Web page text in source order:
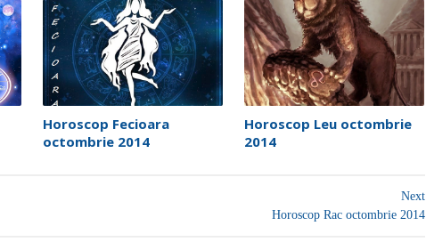
Horoscop Fecioara
octombrie 2014
Horoscop Leu octombrie
2014
Next
Horoscop Rac octombrie 2014